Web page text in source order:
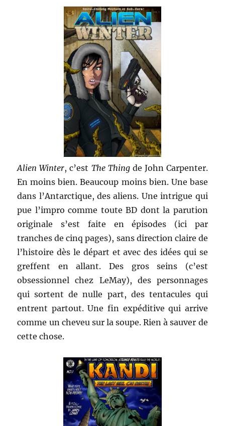
Alien Winter, c’est The Thingde John Carpenter.
En moins bien. Beaucoup moins bien. Une base
dans l’Antarctique, des aliens. Une intrigue qui
pue l’impro comme toute BD dont la parution
originale s’est faite en épisodes (ici par
tranches de cinq pages), sans direction claire de
l’histoire dès le départ et avec des idées qui se
greffent en allant. Des gros seins (c’est
obsessionnel chez LeMay), des personnages
qui sortent de nulle part, des tentacules qui
entrent partout. Une fin expéditive qui arrive
comme un cheveu sur la soupe. Rien à sauver de
cette chose.